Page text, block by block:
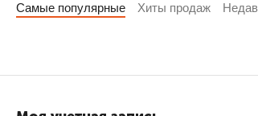
Самые популярные Хиты продаж